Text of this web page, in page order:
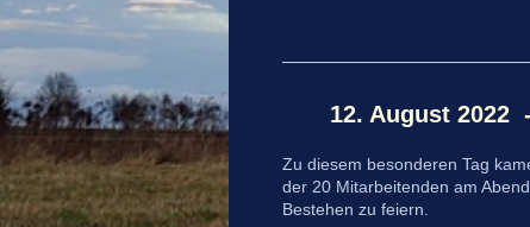
12. August 2022
Zu diesem besonderen Tag
der 20 Mitarbeitenden am
Bestehen zu feiern.